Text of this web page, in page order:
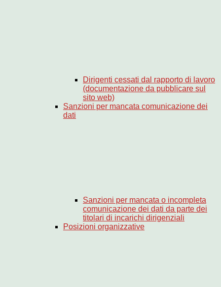
Dirigenti cessati dal rapporto di lavoro
(documentazione da pubblicare sul
sito web)
Sanzioni per mancata comunicazione dei
dati
Sanzioni per mancata o incompleta
comunicazione dei dati da parte dei
titolari di incarichi dirigenziali
Posizioni organizzative